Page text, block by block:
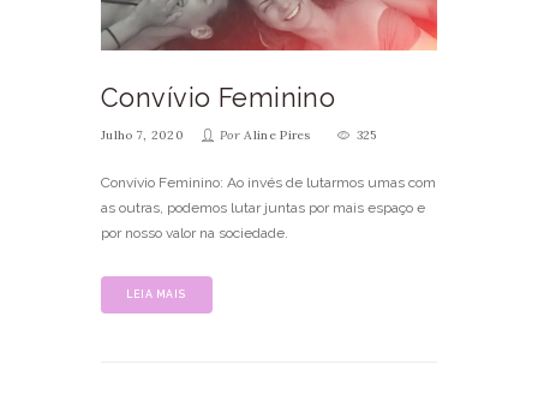
Convívio Feminino
Julho 7, 2020 PorAline Pires 325
Convívio Feminino: Ao invés de lutarmos umas com
as outras, podemos lutar juntas por mais espaço e
por nosso valor na sociedade.
LEIA MAIS